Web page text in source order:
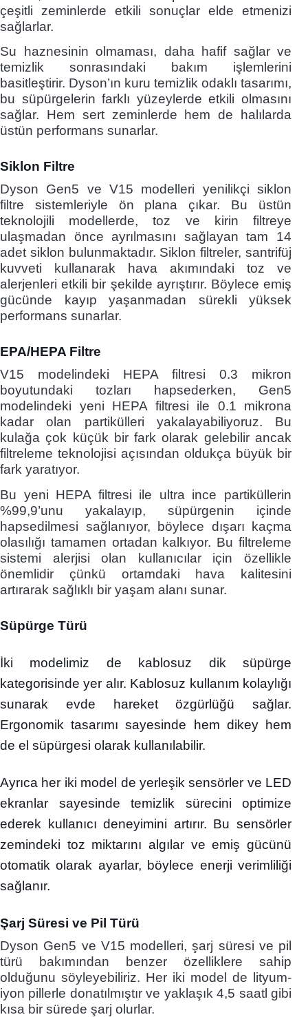
çeşitli zeminlerde etkili sonuçlar elde etmenizi
sağlarlar.
Su haznesinin olmaması, daha hafif sağlar ve
temizlik sonrasındaki bakım işlemlerini
basitleştirir. Dyson’ın kuru temizlik odaklı tasarımı,
bu süpürgelerin farklı yüzeylerde etkili olmasını
sağlar. Hem sert zeminlerde hem de halılarda
üstün performans sunarlar.
Siklon Filtre
Dyson Gen5 ve V15 modelleri yenilikçi siklon
filtre sistemleriyle ön plana çıkar. Bu üstün
teknolojili modellerde, toz ve kirin filtreye
ulaşmadan önce ayrılmasını sağlayan tam 14
adet siklon bulunmaktadır. Siklon filtreler, santrifüj
kuvveti kullanarak hava akımındaki toz ve
alerjenleri etkili bir şekilde ayrıştırır. Böylece emiş
gücünde kayıp yaşanmadan sürekli yüksek
performans sunarlar.
EPA/HEPA Filtre
V15 modelindeki HEPA filtresi 0.3 mikron
boyutundaki tozları hapsederken, Gen5
modelindeki yeni HEPA filtresi ile 0.1 mikrona
kadar olan partikülleri yakalayabiliyoruz. Bu
kulağa çok küçük bir fark olarak gelebilir ancak
filtreleme teknolojisi açısından oldukça büyük bir
fark yaratıyor.
Bu yeni HEPA filtresi ile ultra ince partiküllerin
%99,9’unu yakalayıp, süpürgenin içinde
hapsedilmesi sağlanıyor, böylece dışarı kaçma
olasılığı tamamen ortadan kalkıyor. Bu filtreleme
sistemi alerjisi olan kullanıcılar için özellikle
önemlidir çünkü ortamdaki hava kalitesini
artırarak sağlıklı bir yaşam alanı sunar.
Süpürge Türü
İki modelimiz de kablosuz dik süpürge
kategorisinde yer alır. Kablosuz kullanım kolaylığı
sunarak evde hareket özgürlüğü sağlar.
Ergonomik tasarımı sayesinde hem dikey hem
de el süpürgesi olarak kullanılabilir.
Ayrıca her iki model de yerleşik sensörler ve LED
ekranlar sayesinde temizlik sürecini optimize
ederek kullanıcı deneyimini artırır. Bu sensörler
zemindeki toz miktarını algılar ve emiş gücünü
otomatik olarak ayarlar, böylece enerji verimliliği
sağlanır.
Şarj Süresi ve Pil Türü
Dyson Gen5 ve V15 modelleri, şarj süresi ve pil
türü bakımından benzer özelliklere sahip
olduğunu söyleyebiliriz. Her iki model de lityum-
iyon pillerle donatılmıştır ve yaklaşık 4,5 saatl gibi
kısa bir sürede şarj olurlar.